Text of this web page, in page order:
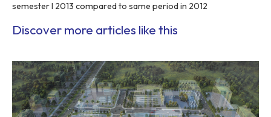
semester I 2013 compared to same period in 2012
Discover more articles like this